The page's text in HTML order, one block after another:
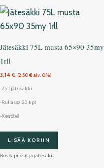
Jätesäkki 75L musta 65×90 35my
1rll
3,14€ (2,50€ alv. 0%)
-75 l jätesäkki
-Rullassa 20 kpl
-Kestävä
LISÄÄ KORIIN
Roskapussit ja jätesäkit